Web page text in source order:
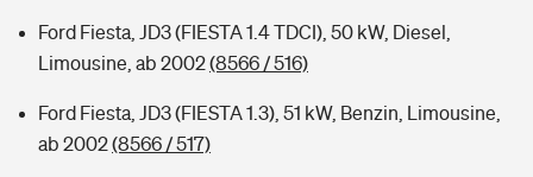
Ford Fiesta, JD3 (FIESTA 1.4 TDCI), 50 kW, Diesel,
Limousine, ab 2002(8566 / 516)
Ford Fiesta, JD3 (FIESTA 1.3), 51 kW, Benzin, Limousine,
ab 2002(8566 / 517)